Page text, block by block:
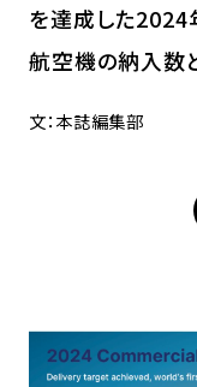
を達成した2024
航空機の納入数
文：本誌編集部